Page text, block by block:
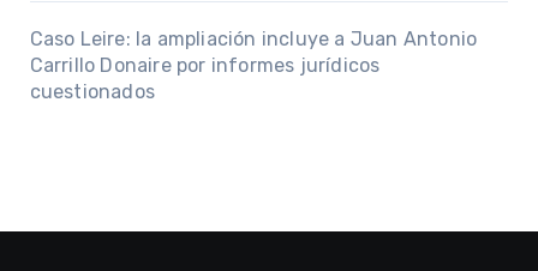
Caso Leire: la ampliación incluye a Juan Antonio
Carrillo Donaire por informes jurídicos
cuestionados